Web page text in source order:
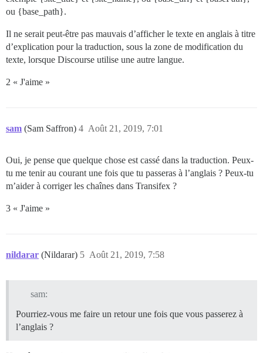
/var/www/discourse/lib/middleware/
/var/www/discourse/vendor/bundle/ruby/2.6.0/gems/
/var/www/discourse/vendor/bundle/ruby/2.6.0/
/var/www/discourse/vendor/bundle/ruby/2.6.0/
/var/www/discourse/vendor/bundle/ruby/2.6.0/gems/
/var/www/discourse/vendor/bundle/ruby/2.6.0/
/var/www/discourse/vendor/bundle/ruby/2.6.0/gems/
/var/www/discourse/vendor/bundle/ruby/2.6.0/gems/
/var/www/discourse/vendor/bundle/ruby/2.6.0/gems/
/var/www/discourse/vendor/bundle/ruby/2.6.0/
/var/www/discourse/vendor/bundle/ruby/2.6.0/gems/
ou {base_path}.
Il ne serait peut-être pas mauvais d’afficher le texte en anglais à titre
d’explication pour la traduction, sous la zone de modification du
texte, lorsque Discourse utilise une autre langue.
2 « J'aime »
sam (Sam Saffron) Août 21, 2019, 7:01
4
Oui, je pense que quelque chose est cassé dans la traduction. Peux-
tu me tenir au courant une fois que tu passeras à l’anglais ? Peux-tu
m’aider à corriger les chaînes dans Transifex ?
3 « J'aime »
nildarar (Nildarar) Août 21, 2019, 7:58
5
sam:
Pourriez-vous me faire un retour une fois que vous passerez à
l’anglais ?